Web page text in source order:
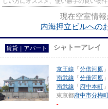
現在空室情報
内海押立ビルへの
賃貸｜アパート シャトーアレイ
京王線 「 分倍河原
南武線 「 分倍河原
南武線 「 府中本町
東京都府中市分梅
-